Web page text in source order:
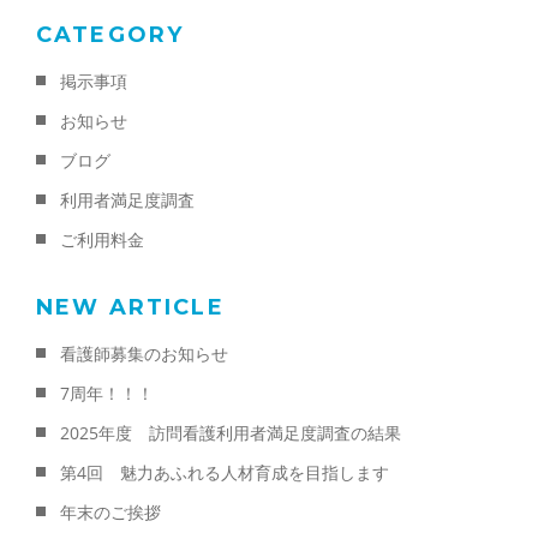
CATEGORY
掲示事項
お知らせ
ブログ
利用者満足度調査
ご利用料金
NEW ARTICLE
看護師募集のお知らせ
7周年！！！
2025年度 訪問看護利用者満足度調査の結果
第4回 魅力あふれる人材育成を目指します
年末のご挨拶